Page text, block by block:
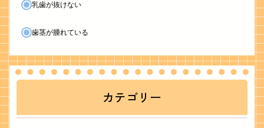
乳歯が抜けない
歯茎が腫れている
カテゴリー